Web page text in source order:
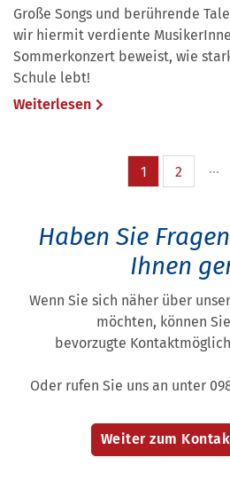
Große Songs und berührende
wir hiermit verdiente
Sommerkonzert beweist, wie
Schule lebt!
Weiterlesen
1 2
Haben Sie
Ihnen
Wenn Sie sich näher über
möchten, können
bevorzugte
Oder rufen Sie uns an unter